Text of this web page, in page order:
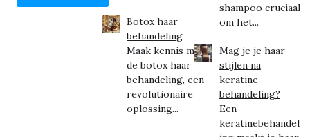
Botox haar
behandeling
Maak kennis met
de botox haar
behandeling, een
revolutionaire
oplossing...
shampoo cruciaal
om het...
Mag je je haar
stijlen na
keratine
behandeling?
Een
keratinebehandel